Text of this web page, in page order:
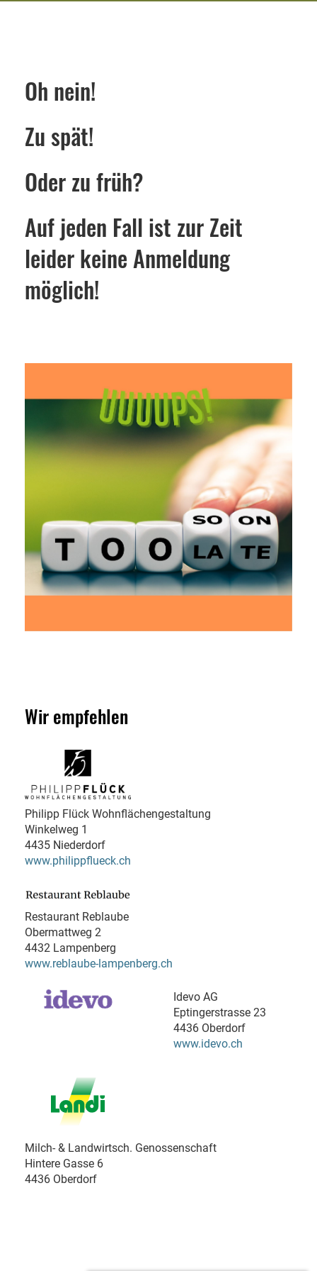
Oh nein!
Zu spät!
Oder zu früh?
Auf jeden Fall ist zur Zeit
leider keine Anmeldung
möglich!
Wir empfehlen
Philipp Flück Wohnflächengestaltung
Winkelweg 1
4435 Niederdorf
www.philippflueck.ch
Restaurant Reblaube
Obermattweg 2
4432 Lampenberg
www.reblaube-lampenberg.ch
Idevo AG
Eptingerstrasse 23
4436 Oberdorf
www.idevo.ch
Milch- & Landwirtsch. Genossenschaft
Hintere Gasse 6
4436 Oberdorf